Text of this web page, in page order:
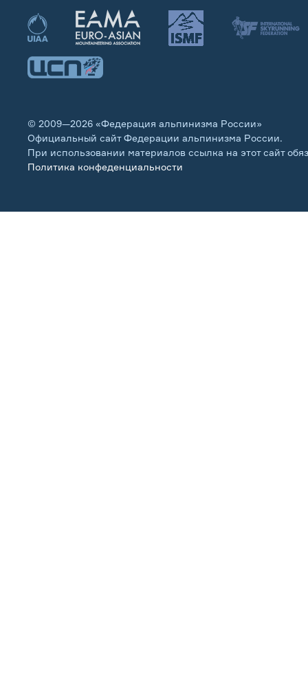
© 2009—2026 «Федерация альпинизма России»
Официальный сайт Федерации альпинизма России.
При использовании материалов ссылка на этот сайт
Политика конфеденциальности